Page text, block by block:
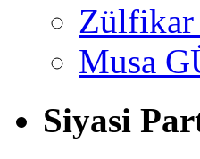
Musa
Siyasi